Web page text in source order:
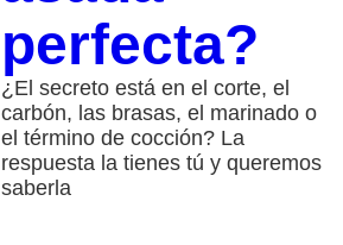
perfecta?
¿El secreto está en el corte, el
carbón, las brasas, el marinado o
el término de cocción? La
respuesta la tienes tú y queremos
saberla